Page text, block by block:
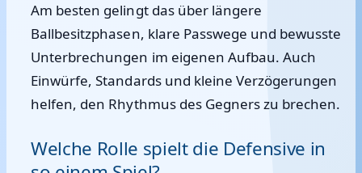
Am besten gelingt das über längere
Ballbesitzphasen, klare Passwege und bewusste
Unterbrechungen im eigenen Aufbau. Auch
Einwürfe, Standards und kleine Verzögerungen
helfen, den Rhythmus des Gegners zu brechen.
Welche Rolle spielt die Defensive in